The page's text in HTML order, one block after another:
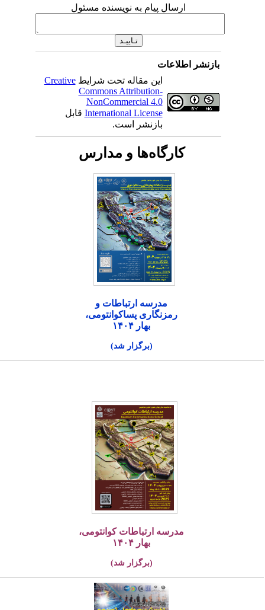
ارسال پیام به نویسنده مسئول
بازنشر اطلاعات
این مقاله تحت شرایطCreative
Commons Attribution-
NonCommercial 4.0
International Licenseقابل
بازنشر است.
کارگاه‌ها و مدارس
مدرسه ارتباطات و
رمزنگاری پساکوانتومی،
بهار ۱۴۰۴
(برگزار شد)
مدرسه ارتباطات کوانتومی،
بهار ۱۴۰۴
(برگزار شد)